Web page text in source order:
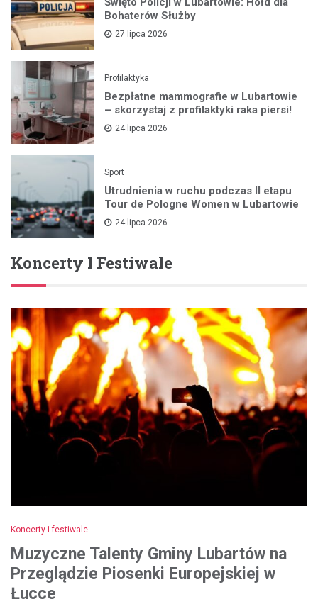
Bohaterów Służby
27 lipca 2026
Profilaktyka
Bezpłatne mammografie w Lubartowie
– skorzystaj z profilaktyki raka piersi!
24 lipca 2026
Sport
Utrudnienia w ruchu podczas II etapu
Tour de Pologne Women w Lubartowie
24 lipca 2026
Koncerty I Festiwale
Koncerty i festiwale
Muzyczne Talenty Gminy Lubartów na
Przeglądzie Piosenki Europejskiej w
Łucce